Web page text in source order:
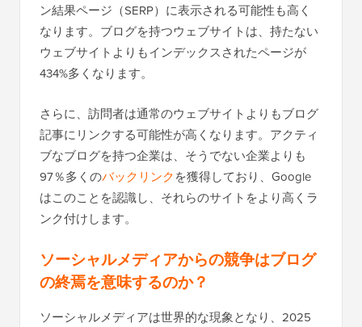
ン結果ページ（SERP）に表示される可能性も高く
なります。ブログを持つウェブサイトは、持たない
ウェブサイトよりもインデックスされたページが
434%多くなります。
さらに、訪問者は通常のウェブサイトよりもブログ
記事にリンクする可能性が高くなります。アクティ
ブなブログを持つ企業は、そうでない企業よりも
97％多くのバックリンクを獲得しており、Google
はこのことを認識し、それらのサイトをより高くラ
ンク付けします。
ソーシャルメディアからの競争はブログ
の終焉を意味するのか？
ソーシャルメディアは世界的な現象となり、2025